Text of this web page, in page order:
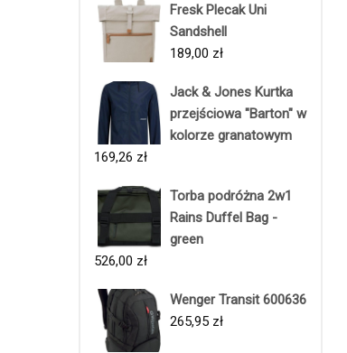
Fresk Plecak Uni
Sandshell
189,00 zł
Jack & Jones Kurtka
przejściowa "Barton" w
kolorze granatowym
169,26 zł
Torba podróżna 2w1
Rains Duffel Bag -
green
526,00 zł
Wenger Transit 600636
265,95 zł